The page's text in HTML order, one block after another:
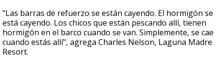
"Las barras de refuerzo se están cayendo. El hormigón se
está cayendo. Los chicos que están pescando allí, tienen
hormigón en el barco cuando se van. Simplemente, se cae
cuando estás allí", agrega Charles Nelson, Laguna Madre
Resort.